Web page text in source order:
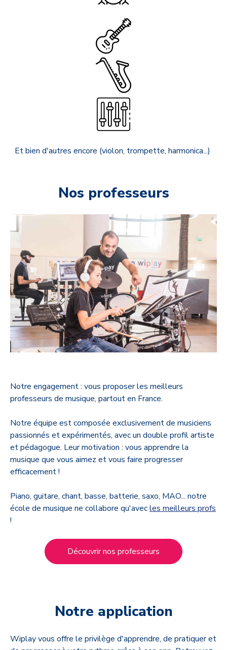
Et bien d'autres encore (violon, trompette, harmonica...)
Nos professeurs
Notre engagement : vous proposer les meilleurs
professeurs de musique, partout en France.
Notre équipe est composée exclusivement de musiciens
passionnés et expérimentés, avec un double profil artiste
et pédagogue. Leur motivation : vous apprendre la
musique que vous aimez et vous faire progresser
efficacement !
Piano, guitare, chant, basse, batterie, saxo, MAO... notre
école de musique ne collabore qu'avecles meilleurs profs
!
Découvrir nos professeurs
Notre application
Wiplay vous offre le privilège d'apprendre, de pratiquer et